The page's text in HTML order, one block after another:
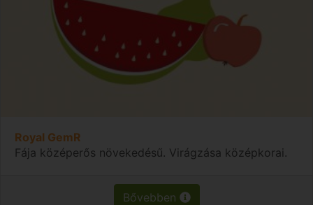
Royal GemR
Fája középerős növekedésű. Virágzása középkorai.
Bővebben